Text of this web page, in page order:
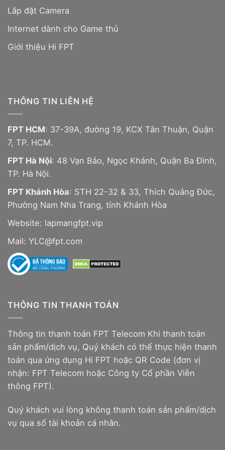
Lắp đặt Camera
Internet dành cho Game thủ
Giới thiệu Hi FPT
THÔNG TIN LIÊN HỆ
FPT HCM: 37-39A, đường 19, KCX Tân Thuận, Quận
7, TP. HCM.
FPT Hà Nội: 48 Vạn Bảo, Ngọc Khánh, Quận Ba Đình,
TP. Hà Nội.
FPT Khánh Hòa: STH 22-32 & 33, Thích Quảng Đức,
Phường Nam Nha Trang, tỉnh Khánh Hòa
Website: lapmangfpt.vip
Mail: YLC@fpt.com
THÔNG TIN THANH TOÁN
Thông tin thanh toán FPT Telecom Khi thanh toán
sản phẩm/dịch vụ, Quý khách có thể thực hiện thanh
toán qua ứng dụng Hi FPT hoặc QR Code (đơn vị
nhận: FPT Telecom hoặc Công ty Cổ phần Viễn
thông FPT).
Quý khách vui lòng không thanh toán sản phẩm/dịch
vụ qua số tài khoản cá nhân.